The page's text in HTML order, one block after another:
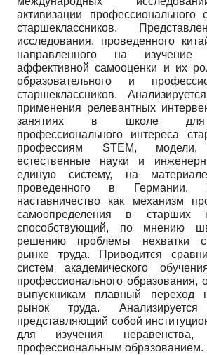
активизации профессионального
старшеклассников.
исследования, проведенного
направленного на изучение
аффективной самооценки и их
образовательного и
старшеклассников.
применения релевантных
занятиях в школе для
профессионального интереса
профессиям STEM, модели,
естественные науки и
единую систему, на
проведенного в Германии.
наставничество как механизм
самоопределения в старших
способствующий, по мнению
решению проблемы нехватки
рынке труда. Приводится
систем академического
профессионального образования,
выпускникам плавный переход
рынок труда.
представляющий собой
для изучения неравенства,
профессиональным образованием.